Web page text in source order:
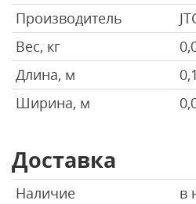
Производитель
Вес, кг
Длина, м
Ширина, м
Доставка
Наличие в